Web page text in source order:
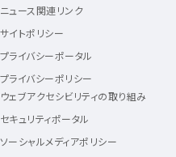
ニュース関連リンク
サイトポリシー
プライバシーポータル
プライバシーポリシー
ウェブアクセシビリティの取り組み
セキュリティポータル
ソーシャルメディアポリシー